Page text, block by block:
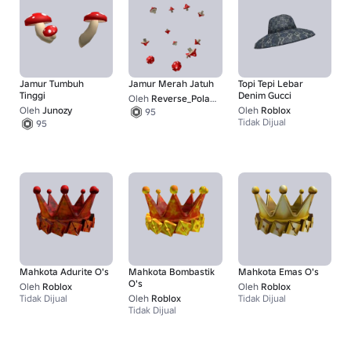
Jamur Tumbuh
Tinggi
Oleh Junozy
95
Jamur Merah Jatuh
Oleh Reverse_Polarity
95
Topi Tepi Lebar
Denim Gucci
Oleh Roblox
Tidak Dijual
Mahkota Adurite O's
Oleh Roblox
Tidak Dijual
Mahkota Bombastik
O's
Oleh Roblox
Tidak Dijual
Mahkota Emas O's
Oleh Roblox
Tidak Dijual